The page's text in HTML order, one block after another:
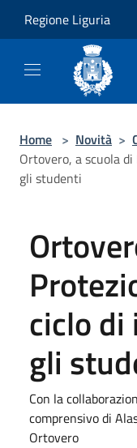
Regione Liguria
Home > Novità >
Ortovero, a scuola
gli studenti
ciclo di
gli
Con la
comprensivo di
Ortovero